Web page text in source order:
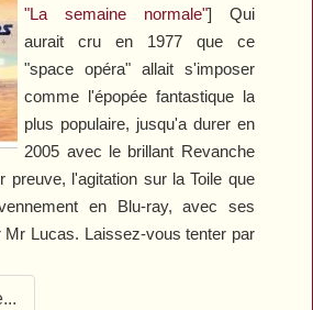
"La semaine normale"] Qui
aurait cru en 1977 que ce
"space opéra" allait s'imposer
comme l'épopée fantastique la
plus populaire, jusqu'a durer en
2005 avec le brillant Revanche
preuve, l'agitation sur la Toile que
en Blu-ray, avec ses
Mr Lucas. Laissez-vous tenter par